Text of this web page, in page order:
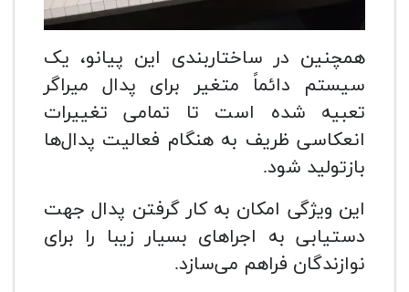
همچنین در ساختاربندی این پیانو، یک
سیستم دائماً متغیر برای پدال میراگر
تعبیه شده است تا تمامی تغییرات
انعکاسی ظریف به هنگام فعالیت پدال‌ها
بازتولید شود.
این ویژگی امکان به کار گرفتن پدال جهت
دستیابی به اجراهای بسیار زیبا را برای
نوازندگان فراهم می‌سازد.